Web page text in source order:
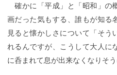
確かに「平成」と「昭和」の
画だった気もする、誰もが知る
見ると懐かしさについて「そう
れるんですが、こうして大人に
に呑まれて息が出来なくなりそう